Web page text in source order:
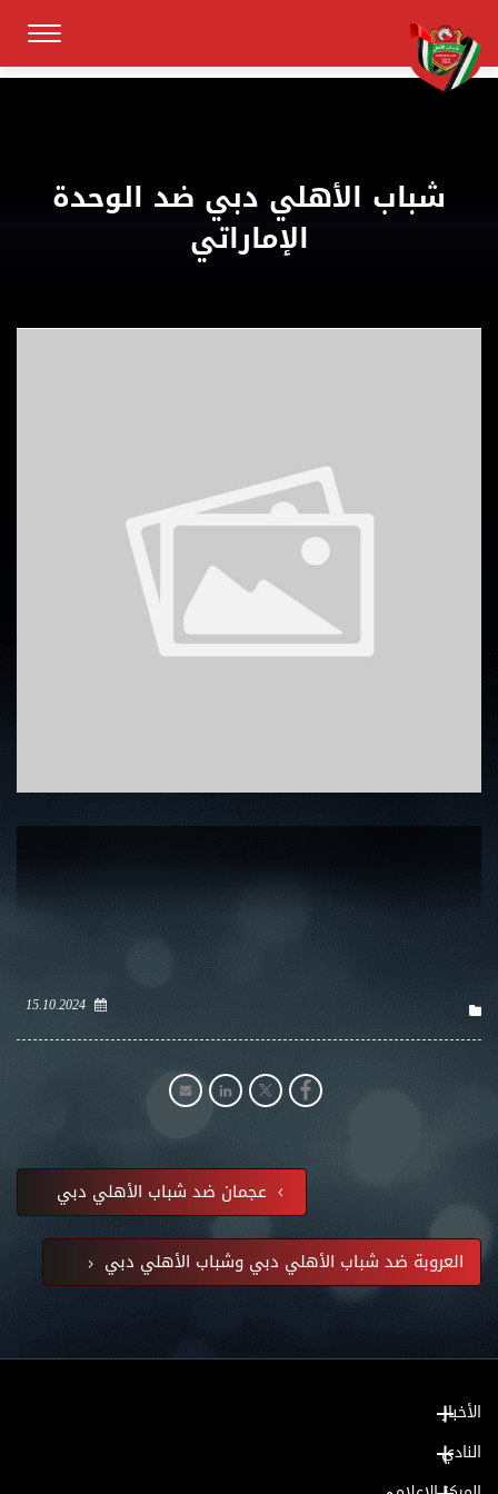
شباب الأهلي دبي ضد الوحدة
الإماراتي
15.10.2024
عجمان ضد شباب الأهلي دبي
العروبة ضد شباب الأهلي دبي وشباب الأهلي دبي
الأخبار
النادي